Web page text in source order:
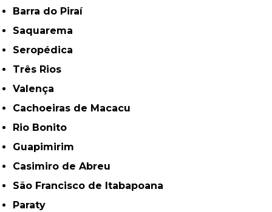
Barra do Piraí
Saquarema
Seropédica
Três Rios
Valença
Cachoeiras de Macacu
Rio Bonito
Guapimirim
Casimiro de Abreu
São Francisco de Itabapoana
Paraty